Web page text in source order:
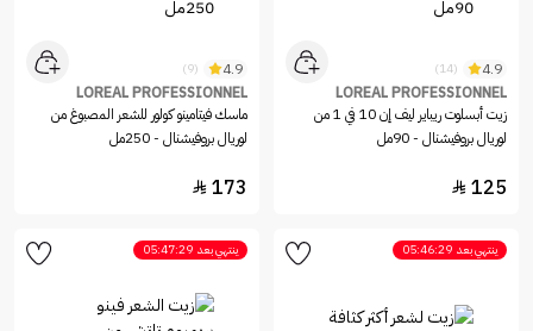
4.9
(14)
LOREAL PROFESSIONNEL
زيت أبسلوت ريباير ليف إن 10 في 1 من
لوريال بروفيشنال - 90مل
125

4.9
(9)
LOREAL PROFESSIONNEL
ماسك فيتامينو كولور للشعر المصبوغ من
لوريال بروفيشنال - 250مل
173

ينتهي بعد 05:46:29 ينتهي بعد 05:47:29